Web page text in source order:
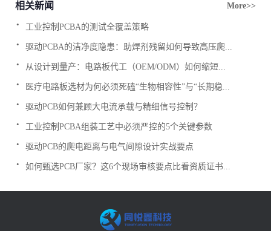
相关新闻 More>>
工业控制PCBA的测试全覆盖策略
.
驱动PCBA的洁净度隐患：助焊剂残留如何导致高压爬...
.
从设计到量产：电路板代工（OEM/ODM）如何缩短...
.
医疗电路板选材为何必须死磕“生物相容性”与“长期稳...
.
驱动PCB如何兼顾大电流承载与精细信号控制？
.
工业控制PCBA组装工艺中必须严控的5个关键参数
.
驱动PCB的爬电距离与电气间隙设计实战要点
.
如何甄选PCB厂家？这6个现场审核要点比看资质证书...
.